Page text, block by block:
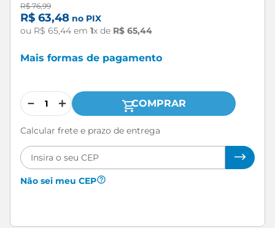
R$ 76,99
R$ 63,48 no PIX
ou R$ 65,44 em 1x de R$ 65,44
Mais formas de pagamento
＋
－ COMPRAR
Calcular frete e prazo de entrega
Não sei meu CEP